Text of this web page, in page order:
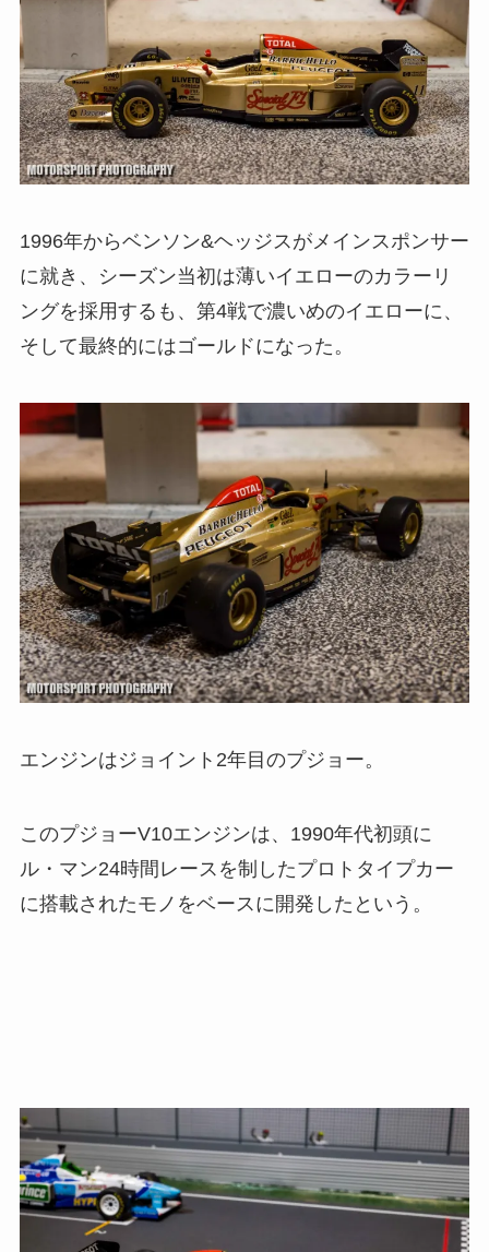
1996年からベンソン&ヘッジスがメインスポンサー
に就き、シーズン当初は薄いイエローのカラーリ
ングを採用するも、第4戦で濃いめのイエローに、
そして最終的にはゴールドになった。
エンジンはジョイント2年目のプジョー。
このプジョーV10エンジンは、1990年代初頭に
ル・マン24時間レースを制したプロトタイプカー
に搭載されたモノをベースに開発したという。